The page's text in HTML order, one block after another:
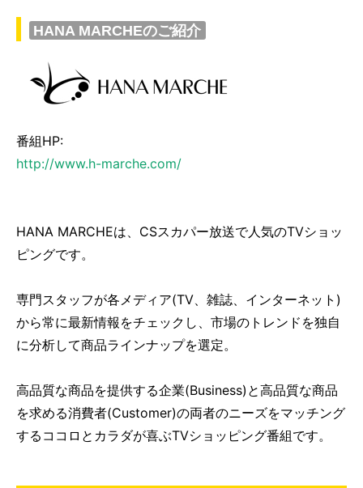
HANA MARCHEのご紹介
番組HP:
http://www.h-marche.com/
HANA MARCHEは、CSスカパー放送で人気のTVショッ
ピングです。
専門スタッフが各メディア(TV、雑誌、インターネット)
から常に最新情報をチェックし、市場のトレンドを独自
に分析して商品ラインナップを選定。
高品質な商品を提供する企業(Business)と高品質な商品
を求める消費者(Customer)の両者のニーズをマッチング
するココロとカラダが喜ぶTVショッピング番組です。